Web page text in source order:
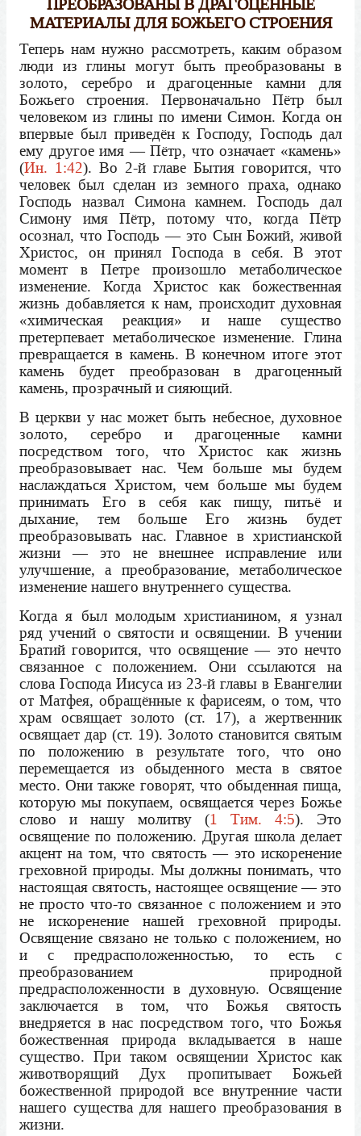
ПРЕОБРАЗОВАНЫ В ДРАГОЦЕННЫЕ
МАТЕРИАЛЫ ДЛЯ БОЖЬЕГО СТРОЕНИЯ
Теперь нам нужно рассмотреть, каким образом
люди из глины могут быть преобразованы в
золото, серебро и драгоценные камни для
Божьего строения. Первоначально Пётр был
человеком из глины по имени Симон. Когда он
впервые был приведён к Господу, Господь дал
ему другое имя — Пётр, что означает «камень»
(Ин. 1:42). Во 2-й главе Бытия говорится, что
человек был сделан из земного праха, однако
Господь назвал Симона камнем. Господь дал
Симону имя Пётр, потому что, когда Пётр
осознал, что Господь — это Сын Божий, живой
Христос, он принял Господа в себя. В этот
момент в Петре произошло метаболическое
изменение. Когда Христос как божественная
жизнь добавляется к нам, происходит духовная
«химическая реакция» и наше существо
претерпевает метаболическое изменение. Глина
превращается в камень. В конечном итоге этот
камень будет преобразован в драгоценный
камень, прозрачный и сияющий.
В церкви у нас может быть небесное, духовное
золото, серебро и драгоценные камни
посредством того, что Христос как жизнь
преобразовывает нас. Чем больше мы будем
наслаждаться Христом, чем больше мы будем
принимать Его в себя как пищу, питьё и
дыхание, тем больше Его жизнь будет
преобразовывать нас. Главное в христианской
жизни — это не внешнее исправление или
улучшение, а преобразование, метаболическое
изменение нашего внутреннего существа.
Когда я был молодым христианином, я узнал
ряд учений о святости и освящении. В учении
Братий говорится, что освящение — это нечто
связанное с положением. Они ссылаются на
слова Господа Иисуса из 23-й главы в Евангелии
от Матфея, обращённые к фарисеям, о том, что
храм освящает золото (ст. 17), а жертвенник
освящает дар (ст. 19). Золото становится святым
по положению в результате того, что оно
перемещается из обыденного места в святое
место. Они также говорят, что обыденная пища,
которую мы покупаем, освящается через Божье
слово и нашу молитву (1 Тим. 4:5). Это
освящение по положению. Другая школа делает
акцент на том, что святость — это искоренение
греховной природы. Мы должны понимать, что
настоящая святость, настоящее освящение — это
не просто что-то связанное с положением и это
не искоренение нашей греховной природы.
Освящение связано не только с положением, но
и с предрасположенностью, то есть с
преобразованием природной
предрасположенности в духовную. Освящение
заключается в том, что Божья святость
внедряется в нас посредством того, что Божья
божественная природа вкладывается в наше
существо. При таком освящении Христос как
животворящий Дух пропитывает Божьей
божественной природой все внутренние части
нашего существа для нашего преобразования в
жизни.